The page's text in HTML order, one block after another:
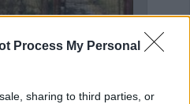
Process My Personal
sharing to third parties, or
Πωλείται μονοκατοικία τριών επιπέδων στο καταπράσινο Πευκόφυτο Καρδίτσας